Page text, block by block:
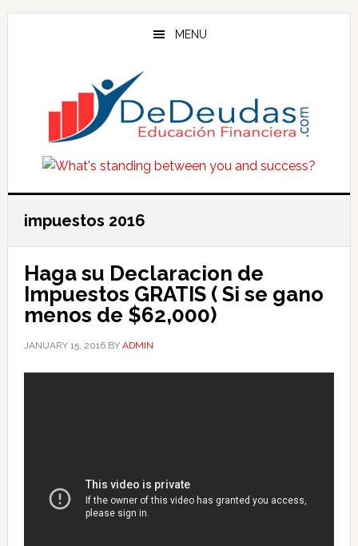
Skip
Skip
Skip
MENU
impuestos 2016
Haga su Declaracion de
Impuestos GRATIS ( Si se gano
menos de $62,000)
JANUARY 15, 2016BY ADMIN